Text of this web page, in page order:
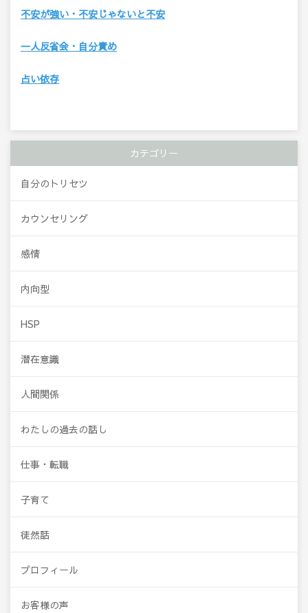
不安が強い・不安じゃないと不安
一人反省会・自分責め
占い依存
カテゴリー
自分のトリセツ
カウンセリング
感情
内向型
HSP
潜在意識
人間関係
わたしの過去の話し
仕事・転職
子育て
徒然話
プロフィール
お客様の声